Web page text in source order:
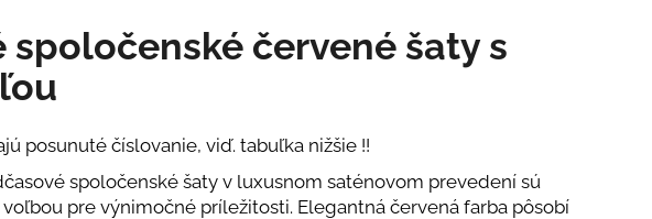
spoločenské červené šaty s
posunuté číslovanie, viď. tabuľka nižšie !!
spoločenské šaty v luxusnom saténovom prevedení sú
pre výnimočné príležitosti. Elegantná červená farba pôsobí